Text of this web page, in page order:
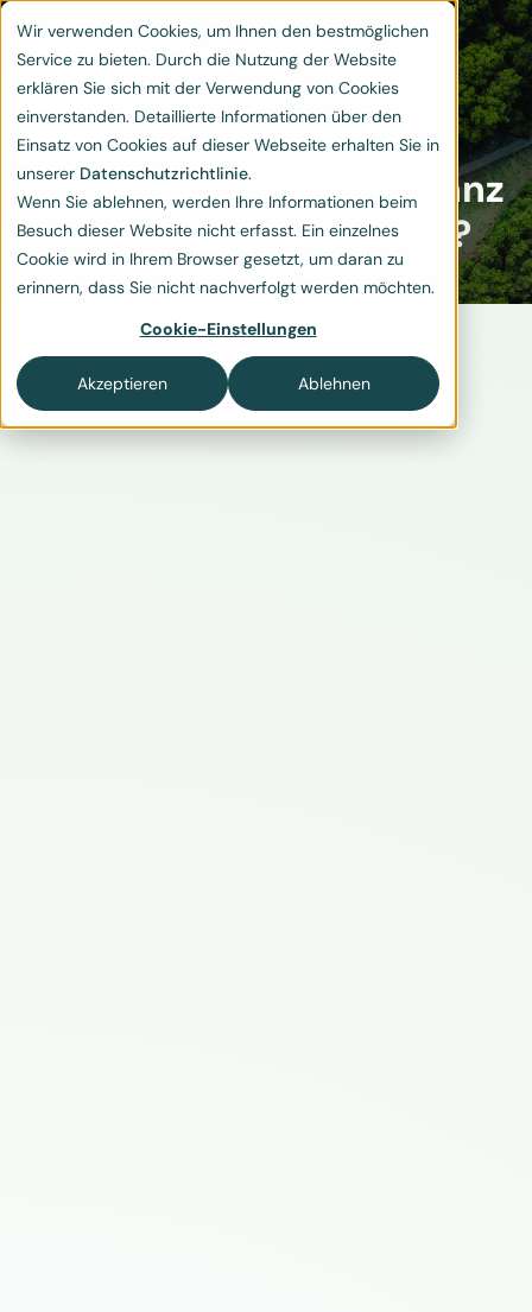
Wir verwenden Cookies, um Ihnen den bestmöglichen
Service zu bieten. Durch die Nutzung der Website
erklären Sie sich mit der Verwendung von Cookies
einverstanden. Detaillierte Informationen über den
Einsatz von Cookies auf dieser Webseite erhalten Sie in
unserer Datenschutzrichtlinie.
Wenn Sie ablehnen, werden Ihre Informationen beim
Besuch dieser Website nicht erfasst. Ein einzelnes
Cookie wird in Ihrem Browser gesetzt, um daran zu
erinnern, dass Sie nicht nachverfolgt werden möchten.
Cookie-Einstellungen
Akzeptieren Ablehnen
Kennst du die CO2-Bilanz
deines Unternehmen?